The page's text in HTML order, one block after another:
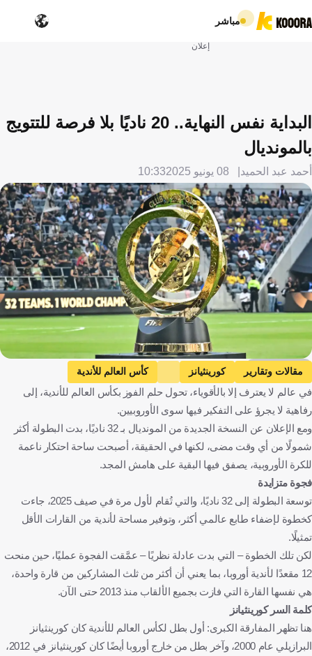
مباشر
إعلان
البداية نفس النهاية.. 20 ناديًا بلا فرصة للتتويج
بالمونديال
أحمد عبد الحميد 08 يونيو 2025 10:33
Getty Images
مقالات وتقارير كورينثيانز
كأس العالم للأندية
ريال مدريد
مانشستر سيتي
باريس سان جيرمان
تشيلسي
يوفنتوس كرة قدم
في عالم لا يعترف إلا بالأقوياء، تحول حلم الفوز بكأس العالم للأندية، إلى
رفاهية لا يجرؤ على التفكير فيها سوى الأوروبيين.
ومع الإعلان عن النسخة الجديدة من المونديال بـ 32 ناديًا، بدت البطولة أكثر
شمولًا من أي وقت مضى، لكنها في الحقيقة، أصبحت ساحة احتكار ناعمة
للكرة الأوروبية، يصفق فيها البقية على هامش المجد.
فجوة متزايدة
توسعة البطولة إلى 32 ناديًا، والتي تُقام لأول مرة في صيف 2025، جاءت
كخطوة لإضفاء طابع عالمي أكثر، وتوفير مساحة لأندية من القارات الأقل
تمثيلًا.
لكن تلك الخطوة – التي بدت عادلة نظريًا – عمَّقت الفجوة عمليًا، حين منحت
12 مقعدًا لأندية أوروبا، بما يعني أن أكثر من ثلث المشاركين من قارة واحدة،
هي نفسها القارة التي فازت بجميع الألقاب منذ 2013 حتى الآن.
كلمة السر كورينثيانز
هنا تظهر المفارقة الكبرى: أول بطل لكأس العالم للأندية كان كورينثيانز
البرازيلي عام 2000، وآخر بطل من خارج أوروبا أيضًا كان كورينثيانز في 2012،